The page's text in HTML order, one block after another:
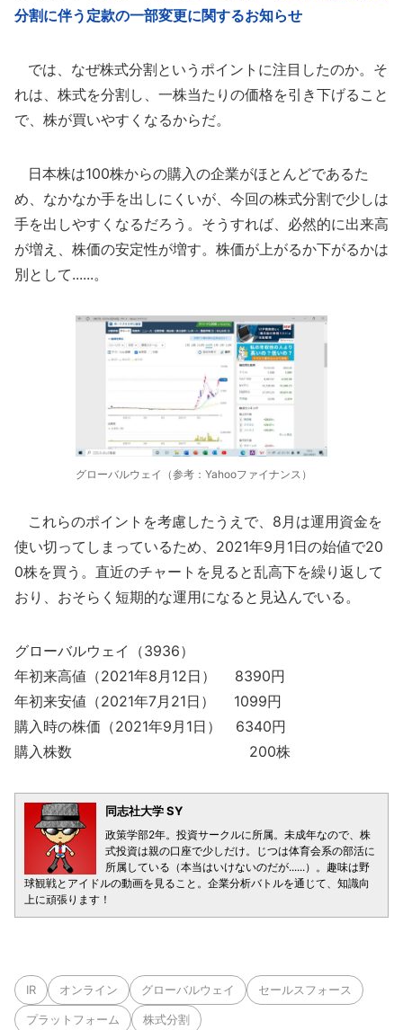
分割に伴う定款の一部変更に関するお知らせ
では、なぜ株式分割というポイントに注目したのか。そ
れは、株式を分割し、一株当たりの価格を引き下げること
で、株が買いやすくなるからだ。
日本株は100株からの購入の企業がほとんどであるた
め、なかなか手を出しにくいが、今回の株式分割で少しは
手を出しやすくなるだろう。そうすれば、必然的に出来高
が増え、株価の安定性が増す。株価が上がるか下がるかは
別として......。
グローバルウェイ（参考：Yahooファイナンス）
これらのポイントを考慮したうえで、8月は運用資金を
使い切ってしまっているため、2021年9月1日の始値で20
0株を買う。直近のチャートを見ると乱高下を繰り返して
おり、おそらく短期的な運用になると見込んでいる。
グローバルウェイ（3936）
年初来高値（2021年8月12日） 8390円
年初来安値（2021年7月21日） 1099円
購入時の株価（2021年9月1日） 6340円
購入株数 200株
同志社大学 SY
政策学部2年。投資サークルに所属。未成年なので、株
式投資は親の口座で少しだけ。じつは体育会系の部活に
所属している（本当はいけないのだが......）。趣味は野
球観戦とアイドルの動画を見ること。企業分析バトルを通じて、知識向
上に頑張ります！
IR オンライン グローバルウェイ セールスフォース
プラットフォーム 株式分割